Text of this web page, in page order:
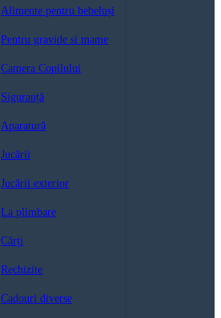
Alimente pentru bebeluși
Pentru gravide si mame
Camera Copilului
Siguranță
Aparatură
Jucării
Jucării exterior
La plimbare
Cărți
Rechizite
Cadouri diverse